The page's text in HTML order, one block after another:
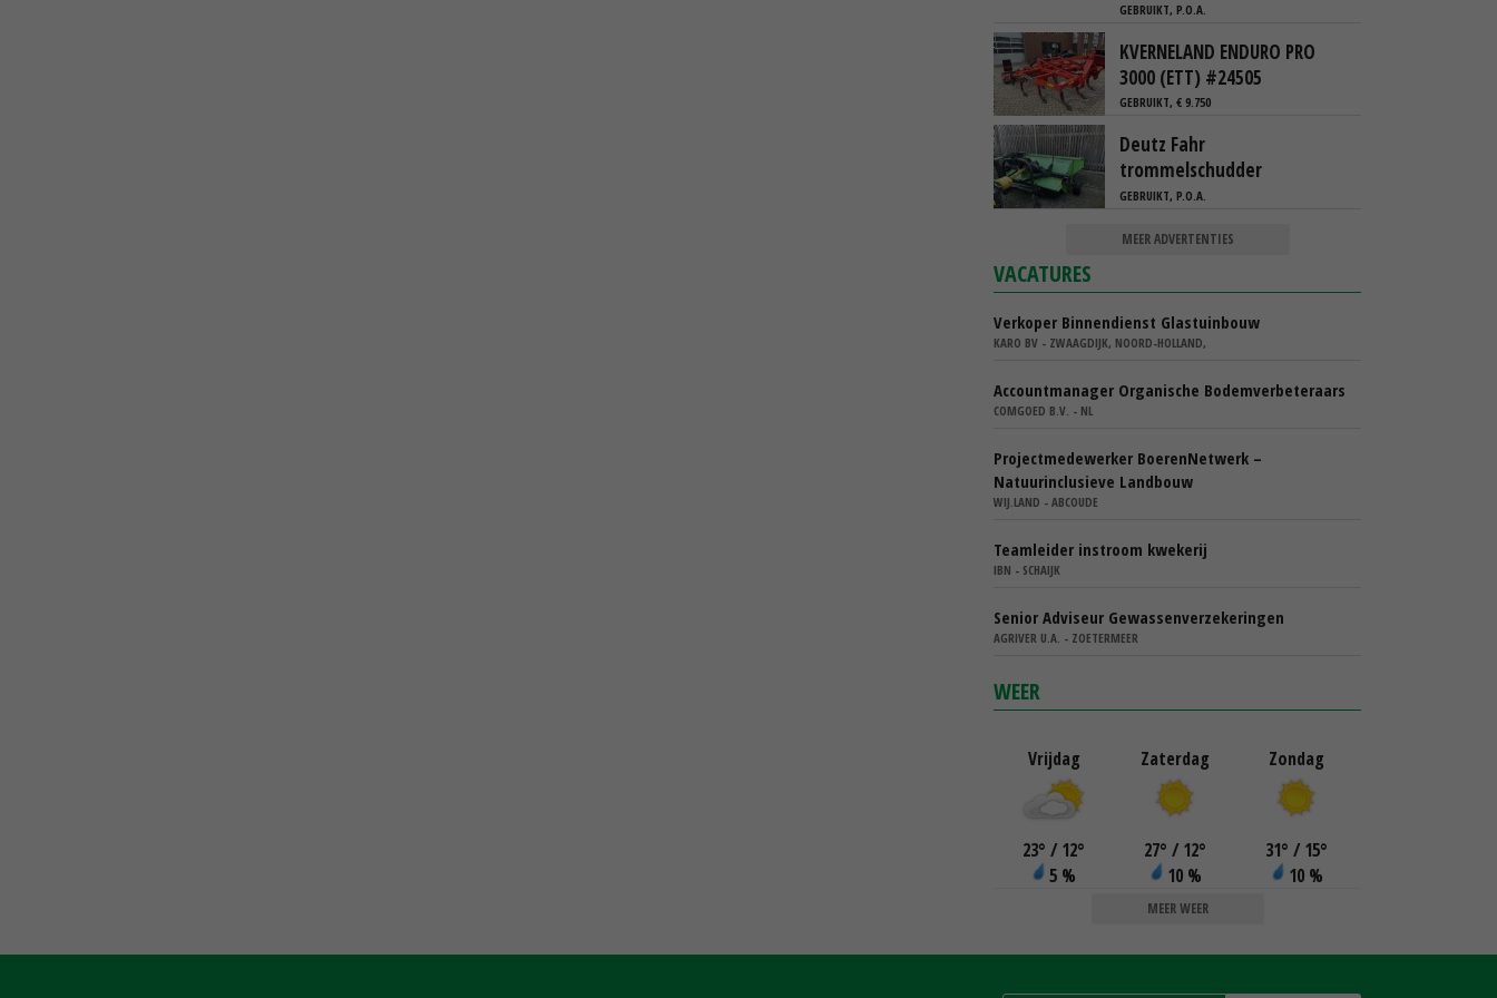
GEBRUIKT, P.O.A.
KVERNELAND ENDURO PRO
3000 (ETT) #24505
GEBRUIKT, € 9.750
Deutz Fahr
trommelschudder
GEBRUIKT, P.O.A.
MEER ADVERTENTIES
VACATURES
Verkoper Binnendienst Glastuinbouw
KARO BV - ZWAAGDIJK, NOORD-HOLLAND,
Accountmanager Organische Bodemverbeteraars
COMGOED B.V. - NL
Projectmedewerker BoerenNetwerk –
Natuurinclusieve Landbouw
WIJ.LAND - ABCOUDE
Teamleider instroom kwekerij
IBN - SCHAIJK
Senior Adviseur Gewassenverzekeringen
AGRIVER U.A. - ZOETERMEER
WEER
Vrijdag
23° / 12°
5 %
Zaterdag
27° / 12°
10 %
Zondag
31° / 15°
10 %
MEER WEER